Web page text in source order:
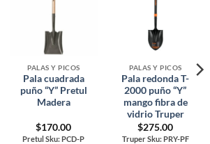
PALAS Y PICOS
Pala cuadrada
puño “Y” Pretul
Madera
$170.00
Pretul Sku: PCD-P
PALAS Y PICOS
Pala redonda T-
2000 puño “Y”
mango fibra de
vidrio Truper
$275.00
Truper Sku: PRY-PF